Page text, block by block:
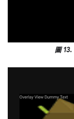
圖 13.